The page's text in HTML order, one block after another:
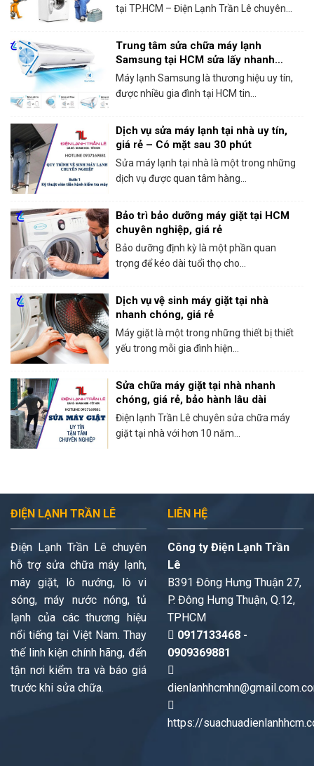
tại TP.HCM – Điện Lạnh Trần Lê chuyên...
Trung tâm sửa chữa máy lạnh
Samsung tại HCM sửa lấy nhanh
trong ngày
Máy lạnh Samsung là thương hiệu uy tín,
được nhiều gia đình tại HCM tin...
Dịch vụ sửa máy lạnh tại nhà uy tín,
giá rẻ – Có mặt sau 30 phút
Sửa máy lạnh tại nhà là một trong những
dịch vụ được quan tâm hàng...
Bảo trì bảo dưỡng máy giặt tại HCM
chuyên nghiệp, giá rẻ
Bảo dưỡng định kỳ là một phần quan
trọng để kéo dài tuổi thọ cho...
Dịch vụ vệ sinh máy giặt tại nhà
nhanh chóng, giá rẻ
Máy giặt là một trong những thiết bị thiết
yếu trong mỗi gia đình hiện...
Sửa chữa máy giặt tại nhà nhanh
chóng, giá rẻ, bảo hành lâu dài
Điện lạnh Trần Lê chuyên sửa chữa máy
giặt tại nhà với hơn 10 năm...
ĐIỆN LẠNH TRẦN LÊ
Điện Lạnh Trần Lê chuyên
hỗ trợ sửa chữa máy lạnh,
máy giặt, lò nướng, lò vi
sóng, máy nước nóng, tủ
lạnh của các thương hiệu
nổi tiếng tại Việt Nam. Thay
thế linh kiện chính hãng, đến
tận nơi kiểm tra và báo giá
trước khi sửa chữa.
LIÊN HỆ
Công ty Điện Lạnh Trần
Lê
B391 Đông Hưng Thuận 27,
P. Đông Hưng Thuận, Q.12,
TPHCM
0917133468 -
0909369881
https://